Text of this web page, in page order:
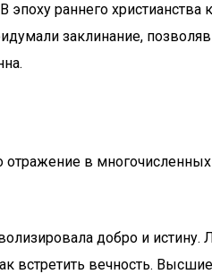
эпоху раннего
заклинание,
в
добро и
встретить вечность.